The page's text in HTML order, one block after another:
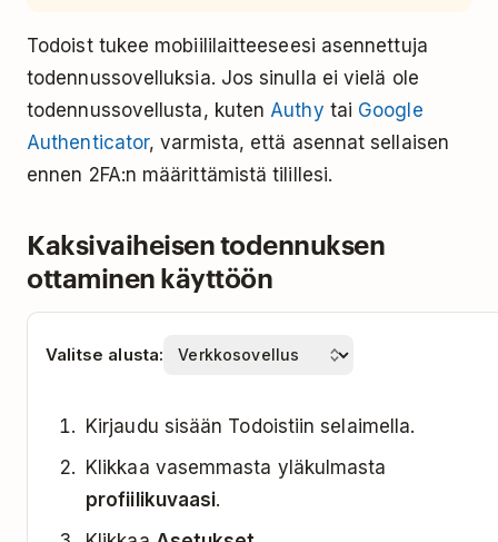
Todoist tukee mobiililaitteeseesi asennettuja
todennussovelluksia. Jos sinulla ei vielä ole
todennussovellusta, kuten Authy tai Google
Authenticator, varmista, että asennat sellaisen
ennen 2FA:n määrittämistä tilillesi.
Kaksivaiheisen todennuksen
ottaminen käyttöön
Valitse alusta:
Kirjaudu sisään Todoistiin selaimella.
Klikkaa vasemmasta yläkulmasta
profiilikuvaasi.